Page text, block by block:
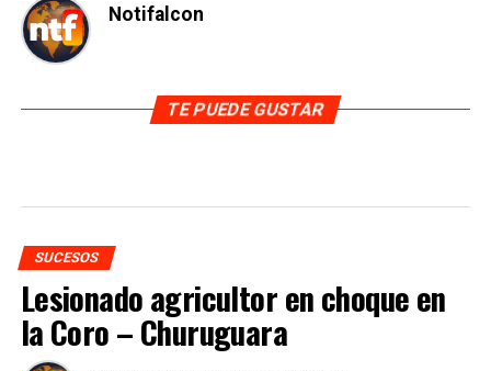
Notifalcon
TE PUEDE GUSTAR
SUCESOS
Lesionado agricultor en choque en
la Coro – Churuguara